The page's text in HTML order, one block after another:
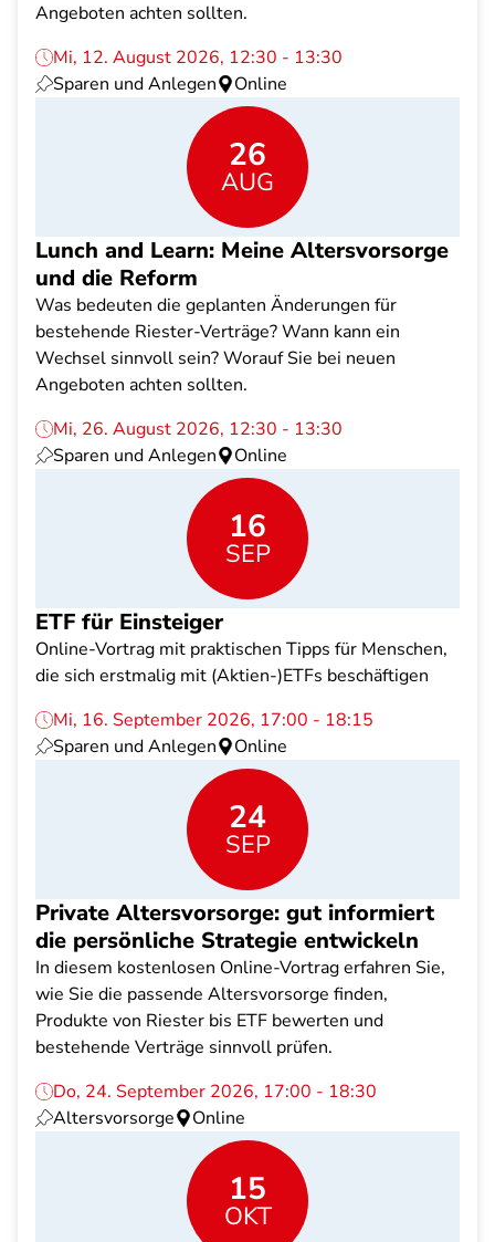
Angeboten achten sollten.
Mi, 12. August 2026, 12:30 - 13:30
Sparen und Anlegen
Online
26
AUG
Lunch and Learn: Meine Altersvorsorge
und die Reform
Was bedeuten die geplanten Änderungen für
bestehende Riester-Verträge? Wann kann ein
Wechsel sinnvoll sein? Worauf Sie bei neuen
Angeboten achten sollten.
Mi, 26. August 2026, 12:30 - 13:30
Sparen und Anlegen
Online
16
SEP
ETF für Einsteiger
Online-Vortrag mit praktischen Tipps für Menschen,
die sich erstmalig mit (Aktien-)ETFs beschäftigen
Mi, 16. September 2026, 17:00 - 18:15
Sparen und Anlegen
Online
24
SEP
Private Altersvorsorge: gut informiert
die persönliche Strategie entwickeln
In diesem kostenlosen Online-Vortrag erfahren Sie,
wie Sie die passende Altersvorsorge finden,
Produkte von Riester bis ETF bewerten und
bestehende Verträge sinnvoll prüfen.
Do, 24. September 2026, 17:00 - 18:30
Altersvorsorge
Online
15
OKT